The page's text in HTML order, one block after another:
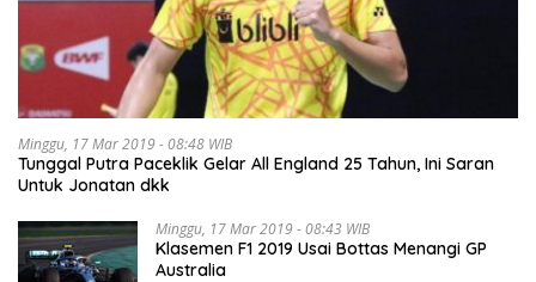
Minggu, 17 Mar 2019 - 08:48 WIB
Tunggal Putra Paceklik Gelar All England 25 Tahun, Ini Saran
Untuk Jonatan dkk
Minggu, 17 Mar 2019 - 08:43 WIB
Klasemen F1 2019 Usai Bottas Menangi GP
Australia